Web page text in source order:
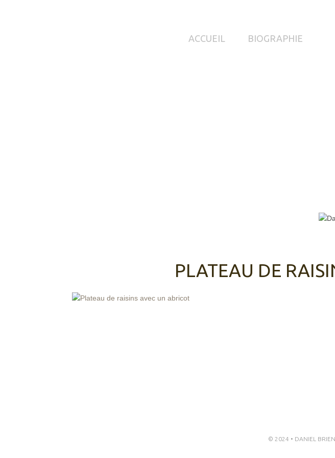
ACCUEIL BIOGRAPHIE
PLATEAU DE
© 2024 • DANIEL